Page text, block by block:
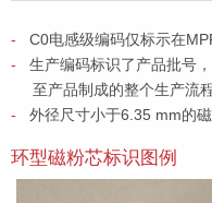
C0电感级编码仅标示在
生产编码标识了产品批号
至产品制成的整个生产流
外径尺寸小于6.35 mm的
环型磁粉芯标识图例